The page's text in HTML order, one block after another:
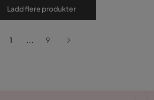
Ladd flere produkter
1 ... 9